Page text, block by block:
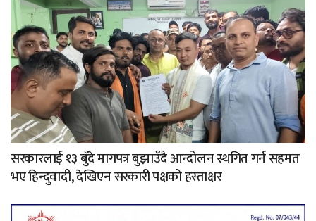
सरकारलाई १३ बुँदे मागपत्र बुझाउँदै आन्दोलन स्थगित गर्न सहमत
भए हिन्दुवादी, देखिएन सरकारी पक्षको हस्ताक्षर